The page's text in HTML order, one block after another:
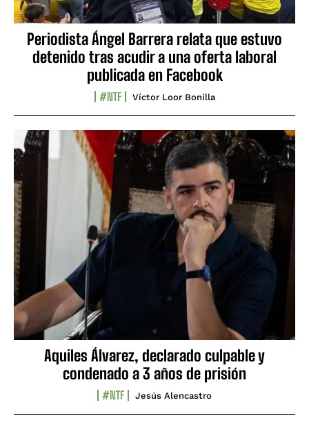
Periodista Ángel Barrera relata que estuvo
detenido tras acudir a una oferta laboral
publicada en Facebook
#NTF Víctor Loor Bonilla
Aquiles Álvarez, declarado culpable y
condenado a 3 años de prisión
#NTF Jesús Alencastro